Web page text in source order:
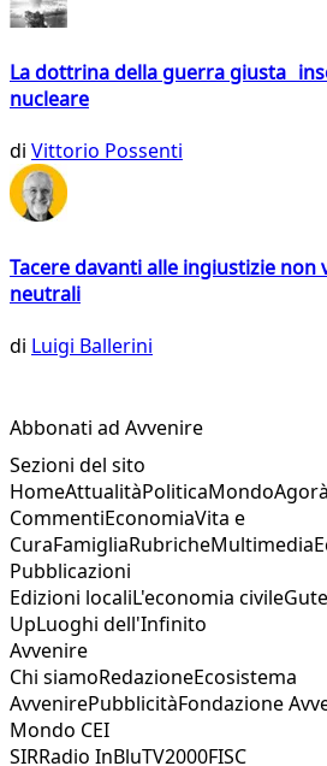
La dottrina della guerra giusta
nucleare
di Vittorio Possenti
Tacere davanti alle ingiustizie non
neutrali
di Luigi Ballerini
Abbonati ad Avvenire
Sezioni del sito
HomeAttualitàPoliticaMondoAgorà
CommentiEconomiaVita e
CuraFamigliaRubricheMultimedia
Pubblicazioni
Edizioni localiL'economia civile
UpLuoghi dell'Infinito
Avvenire
Chi siamoRedazioneEcosistema
AvvenirePubblicitàFondazione
Mondo CEI
SIRRadio InBluTV2000FISC